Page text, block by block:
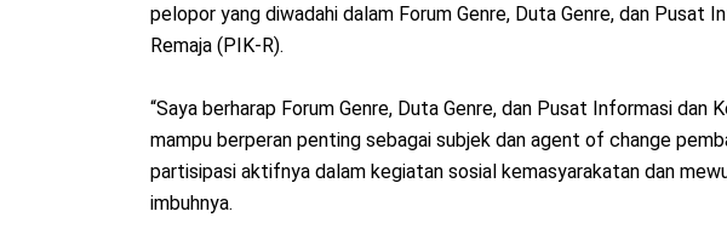
pelopor yang diwadahi dalam Forum Genre, Duta Genre, dan Pusat
Remaja (PIK-R).
“Saya berharap Forum Genre, Duta Genre, dan Pusat Informasi dan
mampu berperan penting sebagai subjek dan agent of change
partisipasi aktifnya dalam kegiatan sosial kemasyarakatan dan
imbuhnya.